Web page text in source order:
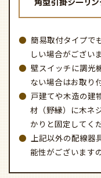
簡易取付タイプで
しい場合がござい
壁スイッチに調光
ない場合はお取り
戸建てや木造の建
材（野縁）に木ネ
かりと固定してく
上記以外の配線器
能性がございます